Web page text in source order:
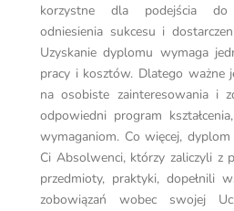
korzystne dla podejścia do
odniesienia sukcesu i
Uzyskanie dyplomu wymaga
pracy i kosztów. Dlatego ważne
na osobiste zainteresowania i
odpowiedni program
wymaganiom. Co więcej,
Ci Absolwenci, którzy zaliczyli z
przedmioty, praktyki, dopełnili
zobowiązań wobec swojej